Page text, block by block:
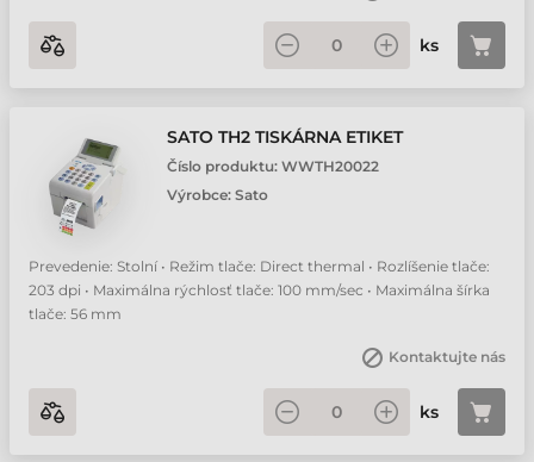
ks
SATO TH2 TISKÁRNA ETIKET
Číslo produktu: WWTH20022
Výrobce: Sato
Prevedenie: Stolní • Režim tlače: Direct thermal • Rozlíšenie tlače:
203 dpi • Maximálna rýchlosť tlače: 100 mm/sec • Maximálna šírka
tlače: 56 mm
Kontaktujte nás
ks